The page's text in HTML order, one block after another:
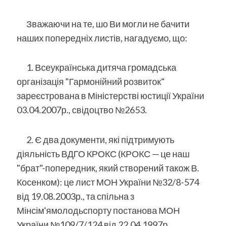
Зважаючи на те, шо Ви могли не бачити
наших попередніх листів, нагадуємо, що:
1. Всеукраїнська дитяча громадська
організація "Гармонійний розвиток"
зареєстрована в Міністерстві юстиції України
03.04.2007р., свідоцтво №2653.
2. Є два документи, які підтримують
діяльність ВДГО КРОКС (КРОКС — це наш
"брат"-попередник, який створений також В.
Косенком): це лист МОН України №32/8-574
від 19.08.2003р., та спільна з
Мінсім'ямолодьспорту постанова МОН